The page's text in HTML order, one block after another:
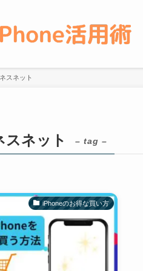
スネット
スネット – tag –
iPhoneのお得な買い方